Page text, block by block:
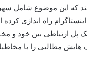
که این موضوع شامل
راه اندازی
پل ارتباطی بین خود و
مطالبی را با